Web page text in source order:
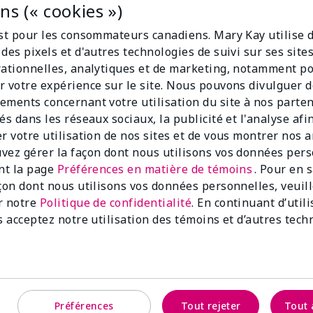
fond de teint liquide Mary
Pinceau à estomper Mary
22,00 $
(« cookies »)
pour les consommateurs canadiens. Mary Kay utilise
pixels et d'autres technologies de suivi sur ses
analytiques et de marketing, notamment
votre expérience sur le site. Nous pouvons divulguer
concernant votre utilisation du site à nos
dans les réseaux sociaux, la publicité et l'analyse
votre utilisation de nos sites et de vous montrer nos
gérer la façon dont nous utilisons vos données
la page Préférences en matière de témoins. Pour en
dont nous utilisons vos données personnelles,
notre Politique de confidentialité. En continuant
acceptez notre utilisation des témoins et d’autres
Préférences Tout rejeter Tout